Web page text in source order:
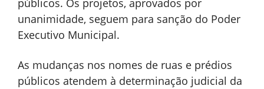
públicos. Os projetos, aprovados por
unanimidade, seguem para sanção do Poder
Executivo Municipal.
As mudanças nos nomes de ruas e prédios
públicos atendem à determinação judicial da